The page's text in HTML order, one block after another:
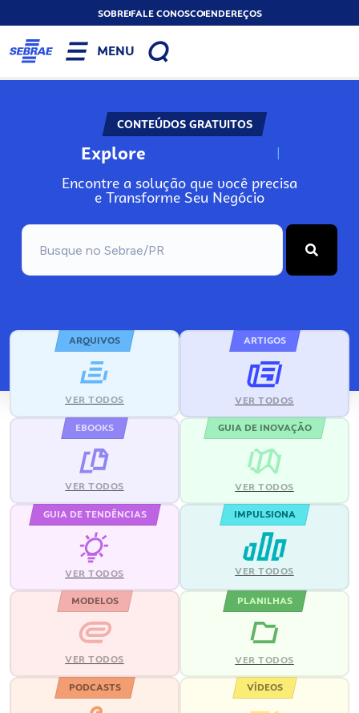
SOBREFALE CONOSCOENDEREÇOS
MENU
CONTEÚDOS GRATUITOS
Explore N
Encontre a solução que você precisa
e Transforme Seu Negócio
ARQUIVOS
VER TODOS
ARTIGOS
VER TODOS
EBOOKS
VER TODOS
GUIA DE INOVAÇÃO
VER TODOS
GUIA DE TENDÊNCIAS
VER TODOS
IMPULSIONA
VER TODOS
MODELOS
VER TODOS
PLANILHAS
VER TODOS
PODCASTS VÍDEOS